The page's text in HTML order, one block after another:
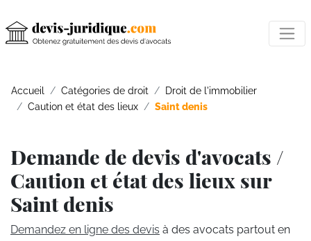
Accueil Catégories de droit
Droit de l'immobilier
Caution et état des lieux
Saint denis
Demande de devis d'avocats /
Caution et état des lieux sur
Saint denis
Demandez en ligne des devis à des avocats partout en